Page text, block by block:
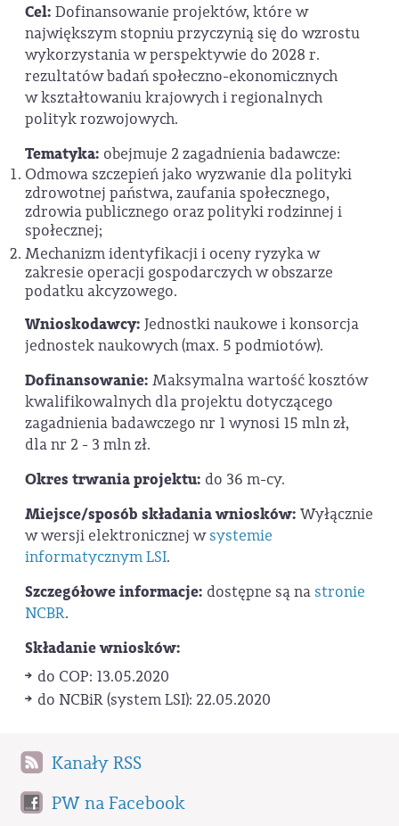
Cel: Dofinansowanie projektów, które w
największym stopniu przyczynią się do wzrostu
wykorzystania w perspektywie do 2028 r.
rezultatów badań społeczno-ekonomicznych
w kształtowaniu krajowych i regionalnych
polityk rozwojowych.
Tematyka: obejmuje 2 zagadnienia badawcze:
Odmowa szczepień jako wyzwanie dla polityki
zdrowotnej państwa, zaufania społecznego,
zdrowia publicznego oraz polityki rodzinnej i
społecznej;
Mechanizm identyfikacji i oceny ryzyka w
zakresie operacji gospodarczych w obszarze
podatku akcyzowego.
Wnioskodawcy: Jednostki naukowe i konsorcja
jednostek naukowych (max. 5 podmiotów).
Dofinansowanie: Maksymalna wartość kosztów
kwalifikowalnych dla projektu dotyczącego
zagadnienia badawczego nr 1 wynosi 15 mln zł,
dla nr 2 - 3 mln zł.
Okres trwania projektu: do 36 m-cy.
Miejsce/sposób składania wniosków: Wyłącznie
w wersji elektronicznej wsystemie
informatycznym LSI.
Szczegółowe informacje: dostępne są na stronie
NCBR.
Składanie wniosków:
do COP: 13.05.2020
do NCBiR (system LSI): 22.05.2020
Kanały RSS
PW na Facebook